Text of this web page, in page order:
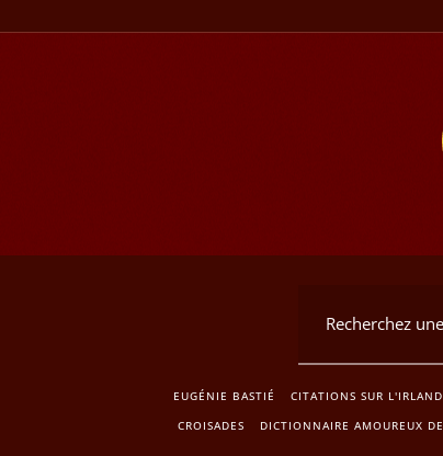
EUGÉNIE BASTIÉ CITATIONS SUR
CROISADES
DICTIONNAIRE AMOUREUX